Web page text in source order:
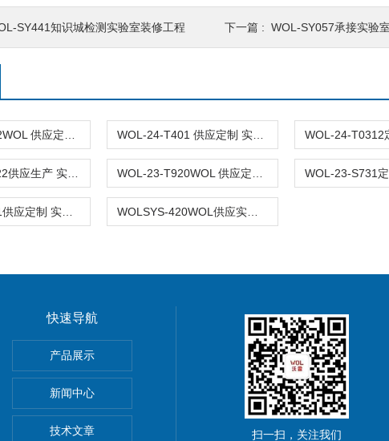
SY441知识城检测实验室装修工程 下一篇 : WOL-SY057承接实验
间净化工程装修标准有哪些 无菌室|净化工程
无尘车间 洁净车间规划建设
无尘车间 日用品无菌室 洁净厂房 净化工程设计装修
快速导航
产品展示
新闻中心
技术文章 扫一扫，关注我们